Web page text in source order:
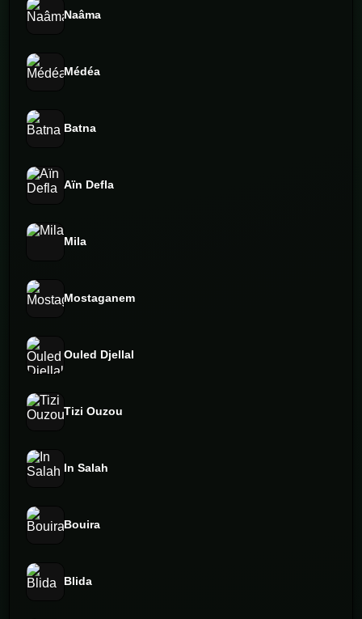
Naâma
Médéa
Batna
Aïn Defla
Mila
Mostaganem
Ouled Djellal
Tizi Ouzou
In Salah
Bouira
Blida